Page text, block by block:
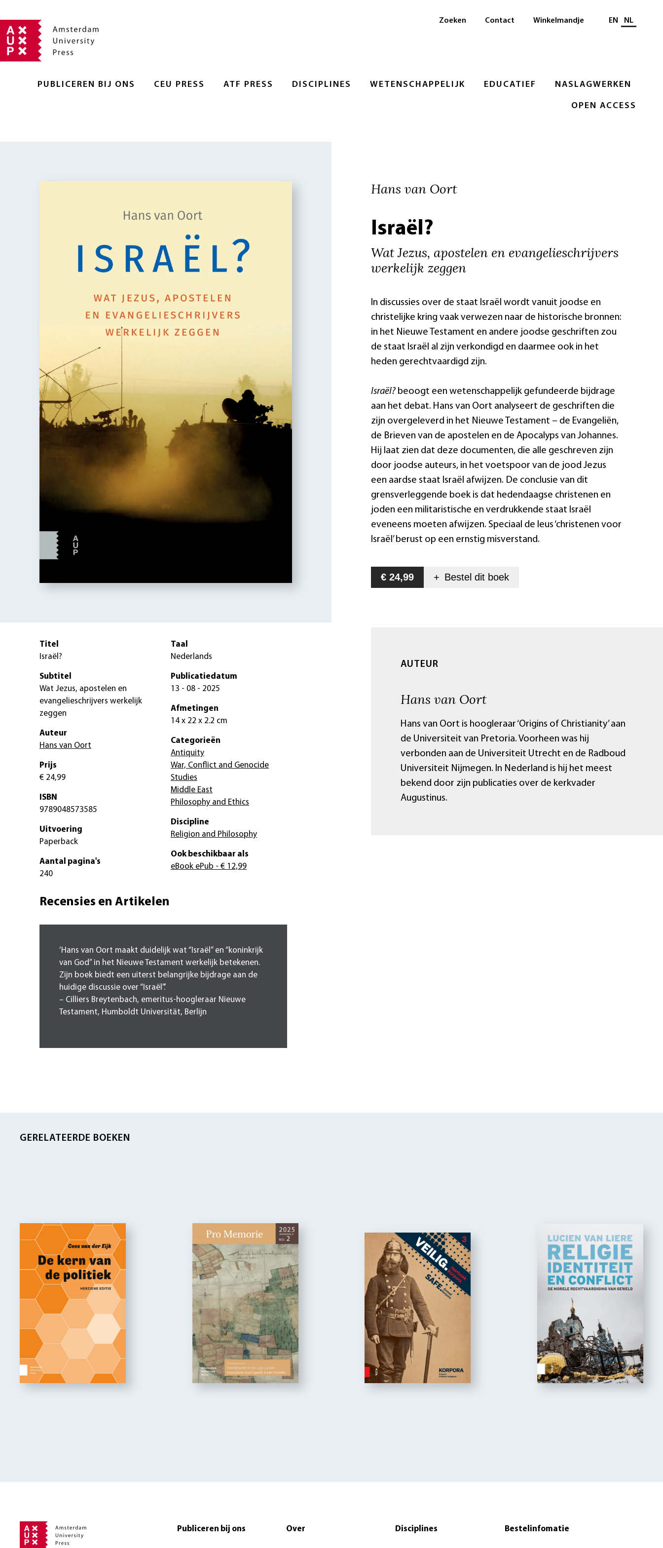
PUBLICEREN BIJ ONS CEU PRESS ATF PRESS DISCIPLINES WETENSCHAPPELIJK EDUCATIEF NASLAGWERKEN
OPEN ACCESS
Zoeken Contact Winkelmandje Selecteer taal
EN NL
Hans van Oort
Israël?
Wat Jezus, apostelen en evangelieschrijvers
werkelijk zeggen
In discussies over de staat Israël wordt vanuit joodse en
christelijke kring vaak verwezen naar de historische bronnen:
in het Nieuwe Testament en andere joodse geschriften zou
de staat Israël al zijn verkondigd en daarmee ook in het
heden gerechtvaardigd zijn.
Israël? beoogt een wetenschappelijk gefundeerde bijdrage
aan het debat. Hans van Oort analyseert de geschriften die
zijn overgeleverd in het Nieuwe Testament – de Evangeliën,
de Brieven van de apostelen en de Apocalyps van Johannes.
Hij laat zien dat deze documenten, die alle geschreven zijn
door joodse auteurs, in het voetspoor van de jood Jezus
een aardse staat Israël afwijzen. De conclusie van dit
grensverleggende boek is dat hedendaagse christenen en
joden een militaristische en verdrukkende staat Israël
eveneens moeten afwijzen. Speciaal de leus ‘christenen voor
Israël’ berust op een ernstig misverstand.
€ 24,99 + Bestel dit boek
AUTEUR
Hans van Oort
Hans van Oort is hoogleraar ‘Origins of Christianity’ aan
de Universiteit van Pretoria. Voorheen was hij
verbonden aan de Universiteit Utrecht en de Radboud
Universiteit Nijmegen. In Nederland is hij het meest
bekend door zijn publicaties over de kerkvader
Augustinus.
Titel
Israël?
Subtitel
Wat Jezus, apostelen en
evangelieschrijvers werkelijk
zeggen
Auteur
Hans van Oort
Prijs
€ 24,99
ISBN
9789048573585
Uitvoering
Paperback
Aantal pagina's
240
Taal
Nederlands
Publicatiedatum
13 - 08 - 2025
Afmetingen
14 x 22 x 2.2 cm
Categorieën
Antiquity
War, Conflict and Genocide
Studies
Middle East
Philosophy and Ethics
Discipline
Religion and Philosophy
Ook beschikbaar als
eBook ePub - € 12,99
Recensies en Artikelen
‘Hans van Oort maakt duidelijk wat “Israël” en “koninkrijk
van God” in het Nieuwe Testament werkelijk betekenen.
Zijn boek biedt een uiterst belangrijke bijdrage aan de
huidige discussie over “Israël”.’
– Cilliers Breytenbach, emeritus-hoogleraar Nieuwe
Testament, Humboldt Universität, Berlijn
GERELATEERDE BOEKEN
Publiceren bij ons Over Disciplines Bestelinfomatie